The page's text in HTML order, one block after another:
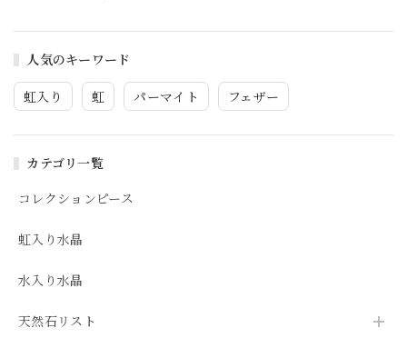
人気のキーワード
虹入り 虹 パーマイト フェザー
カテゴリ一覧
コレクションピース
虹入り水晶
水入り水晶
天然石リスト